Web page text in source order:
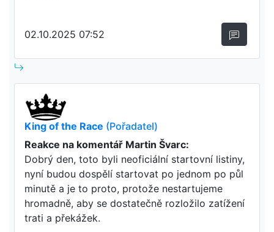
02.10.2025 07:52
King of the Race (Pořadatel)
Reakce na komentář Martin Švarc:
Dobrý den, toto byli neoficiální startovní listiny,
nyní budou dospělí startovat po jednom po půl
minutě a je to proto, protože nestartujeme
hromadně, aby se dostatečně rozložilo zatížení
trati a překážek.